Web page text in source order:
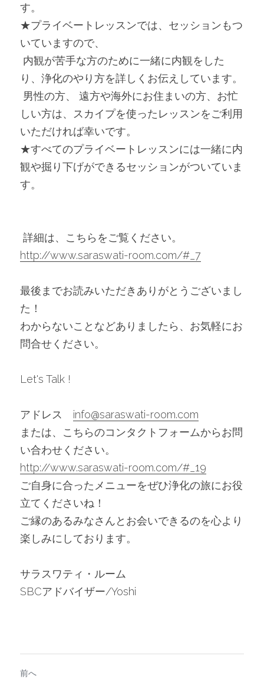
す。
★プライベートレッスンでは、セッションもつ
いていますので、
り、浄化のやり方を詳しくお伝えしています。
しい方は、スカイプを使ったレッスンをご利用
いただければ幸いです。
★すべてのプライベートレッスンには一緒に内
観や掘り下げができるセッションがついていま
す。
詳細は、こちらをご覧ください。
http://www.saraswati-room.com/#_7
最後までお読みいただきありがとうございまし
た！
わからないことなどありましたら、お気軽にお
問合せください。
Let's Talk !
アドレス info@saraswati-room.com
または、こちらのコンタクトフォームからお問
い合わせください。
http://www.saraswati-room.com/#_19
ご自身に合ったメニューをぜひ浄化の旅にお役
立てくださいね！
ご縁のあるみなさんとお会いできるのを心より
楽しみにしております。
サラスワティ・ルーム
SBCアドバイザー/Yoshi
前へ